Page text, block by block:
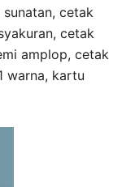
cetak
cetak
amplop, cetak
warna, kartu